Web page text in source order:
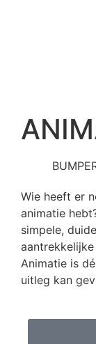
Wie heeft er
animatie
simpele,
Animatie is
uitleg kan